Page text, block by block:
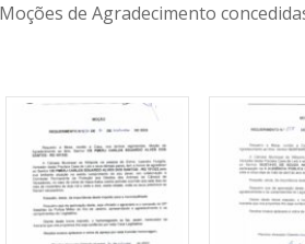
to closede Agradecimento